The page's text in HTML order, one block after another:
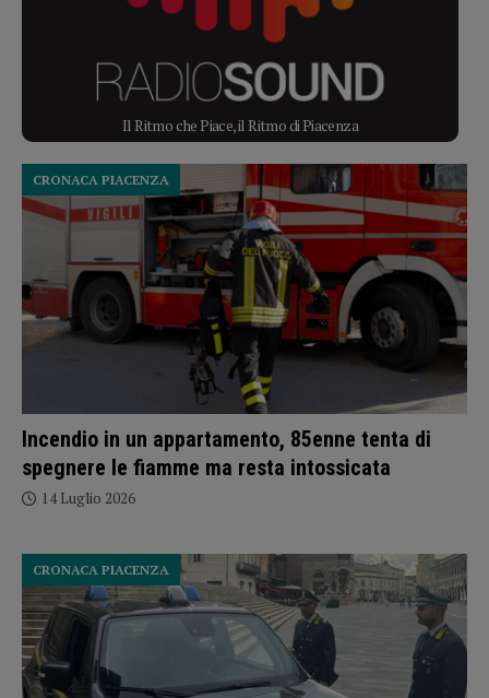
Il Ritmo che Piace, il Ritmo di Piacenza
Incendio in un appartamento, 85enne tenta di
spegnere le fiamme ma resta intossicata
CRONACA PIACENZA
14 Luglio 2026
CRONACA PIACENZA